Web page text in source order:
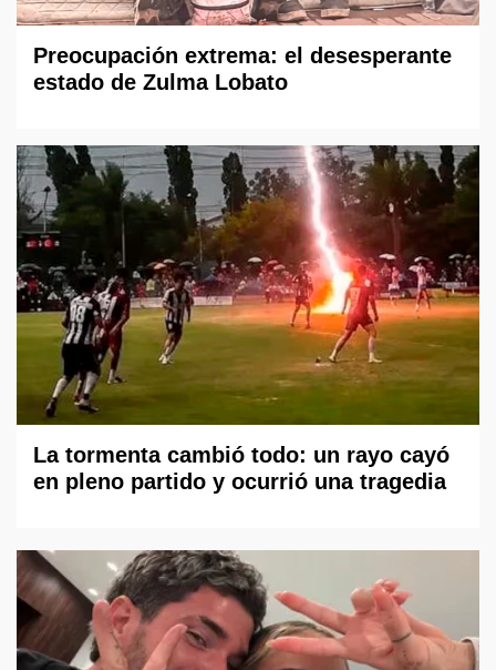
Preocupación extrema: el desesperante
estado de Zulma Lobato
La tormenta cambió todo: un rayo cayó
en pleno partido y ocurrió una tragedia